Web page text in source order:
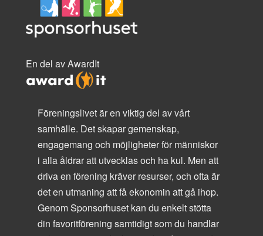
En del av AwardIt
Föreningslivet är en viktig del av vårt
samhälle. Det skapar gemenskap,
engagemang och möjligheter för människor
i alla åldrar att utvecklas och ha kul. Men att
driva en förening kräver resurser, och ofta är
det en utmaning att få ekonomin att gå ihop.
Genom Sponsorhuset kan du enkelt stötta
din favoritförening samtidigt som du handlar